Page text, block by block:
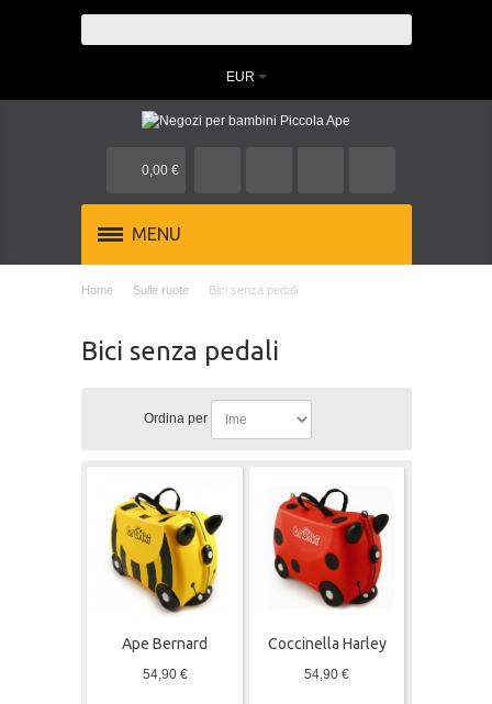
EUR
0,00 €
MENU
Home Sulle ruote Bici senza pedali
Bici senza pedali
Ordina per
Ape Bernard
54,90 €
Coccinella Harley
54,90 €